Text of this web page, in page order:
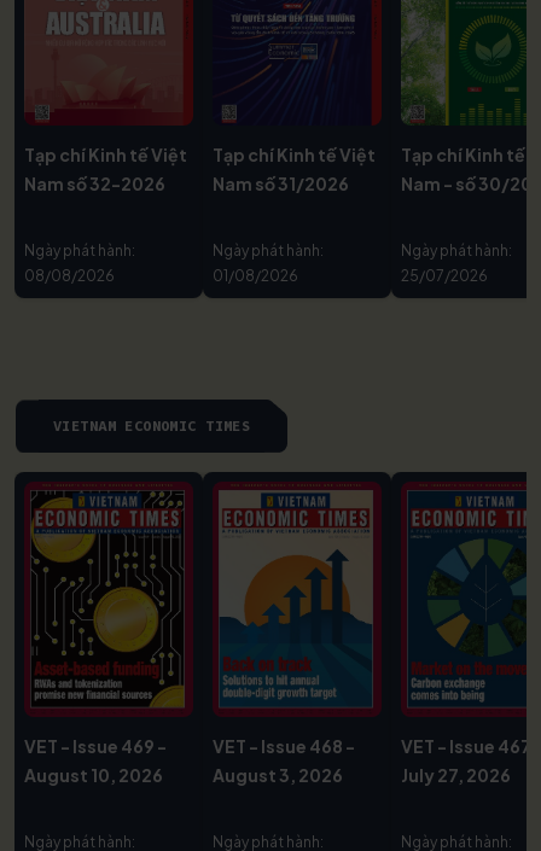
Tạp chí Kinh tế Việt
Nam số 32-2026
Ngày phát hành:
08/08/2026
Tạp chí Kinh tế Việt
Nam số 31/2026
Ngày phát hành:
01/08/2026
Tạp chí Kinh tế
Nam - số 30/
Ngày phát hành:
25/07/2026
VIETNAM ECONOMIC TIMES
VET - Issue 469 -
August 10, 2026
Ngày phát hành:
VET - Issue 468 -
August 3, 2026
Ngày phát hành:
VET - Issue 467
July 27, 2026
Ngày phát hành: